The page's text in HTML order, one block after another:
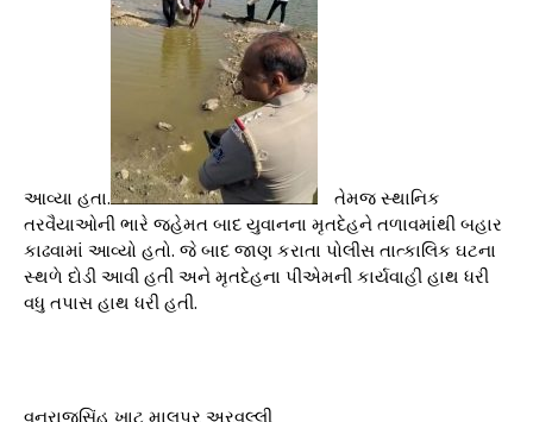
આવ્યા હતા.
તેમજ સ્થાનિક
તરવૈયાઓની ભારે જહેમત બાદ યુવાનના મૃતદેહને તળાવમાંથી બહાર
કાઢવામાં આવ્યો હતો. જે બાદ જાણ કરાતા પોલીસ તાત્કાલિક ઘટના
સ્થળે દોડી આવી હતી અને મૃતદેહના પીએમની કાર્યવાહી હાથ ધરી
વધુ તપાસ હાથ ધરી હતી.
વનરાજસિંહ ખાટ માલપુર અરવલ્લી